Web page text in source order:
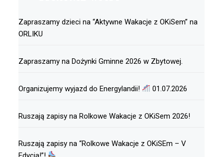
Zapraszamy dzieci na “Aktywne Wakacje z OKiSem” na
ORLIKU
Zapraszamy na Dożynki Gminne 2026 w Zbytowej.
Organizujemy wyjazd do Energylandii! 01.07.2026
Ruszają zapisy na Rolkowe Wakacje z OKiSem 2026!
Ruszają zapisy na “Rolkowe Wakacje z OKiSEm – V